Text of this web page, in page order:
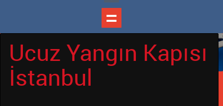
Ucuz Yangın
Kapıları Üretimi
Ucuz Yangın Kapısı
İstanbul